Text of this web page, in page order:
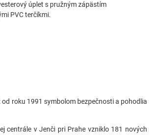
úplet s pružným zápästím
PVC terčíkmi.
od roku 1991 symbolom bezpečnosti a pohodlia
centrále v Jenči pri Prahe vzniklo 181 nových